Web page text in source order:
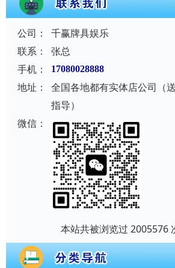
公司：
千赢牌具娱乐
联系：
张总
手机：
17080028888
地址：
全国各地都有实体店公司（
指导）
微信：
本站共被浏览过 2005576